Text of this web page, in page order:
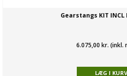
Gearstangs KIT INCL
6.075,00 kr. (inkl.